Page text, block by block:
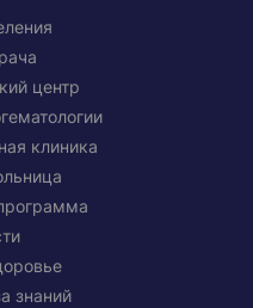
центр
клиника
знаний